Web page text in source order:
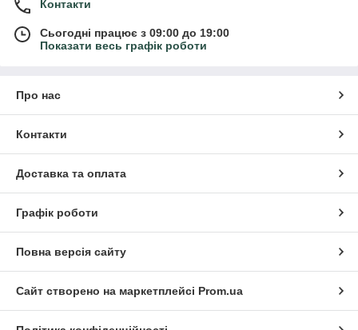
Контакти
Сьогодні працює з 09:00 до 19:00
Показати весь графік роботи
Про нас
Контакти
Доставка та оплата
Графік роботи
Повна версія сайту
Сайт створено на маркетплейсі Prom.ua